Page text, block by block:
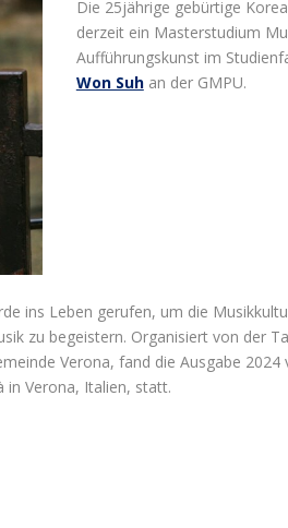
Die 25jährige gebürtige
derzeit ein Masterstudium
Aufführungskunst im
Won Suh an der GMPU.
ins Leben gerufen, um die
zu begeistern. Organisiert von der
Verona, fand die Ausgabe 2024
in Verona, Italien, statt.